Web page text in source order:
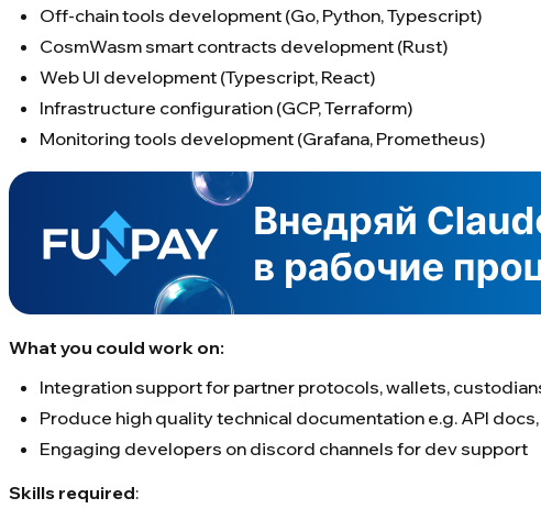
Off-chain tools development (Go, Python, Typescript)
CosmWasm smart contracts development (Rust)
Web UI development (Typescript, React)
Infrastructure configuration (GCP, Terraform)
Monitoring tools development (Grafana, Prometheus)
What you could work on:
Integration support for partner protocols, wallets,
Produce high quality technical documentation e.g. API
Engaging developers on discord channels for dev support
Skills required: